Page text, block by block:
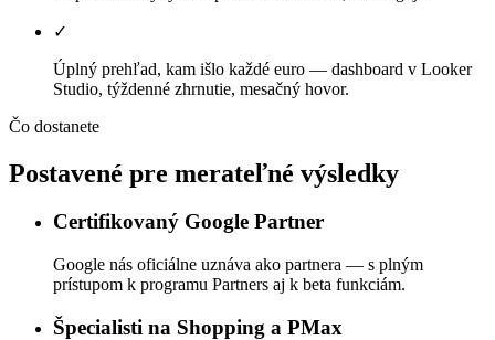
✓
Úplný prehľad, kam išlo každé euro — dashboard v Looker
Studio, týždenné zhrnutie, mesačný hovor.
Čo dostanete
Postavené pre merateľné výsledky
Certifikovaný Google Partner
Google nás oficiálne uznáva ako partnera — s plným
prístupom k programu Partners aj k beta funkciám.
Špecialisti na Shopping a PMax